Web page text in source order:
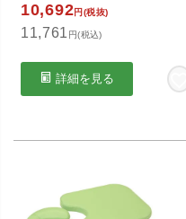
10,692円(税抜)
11,761 円(税込)
詳細を見る